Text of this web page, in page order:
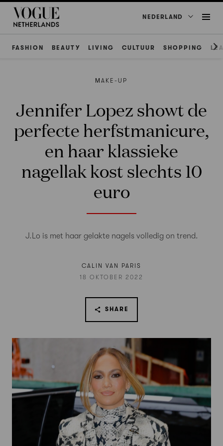
NEDERLAND
FASHION BEAUTY LIVING CULTUUR SHOPPING
ΜAKE-UP
Jennifer Lopez showt de
perfecte herfstmanicure,
en haar klassieke
nagellak kost slechts 10
euro
J.Lo is met haar gelakte nagels volledig on trend.
CALIN VAN PARIS
18 OKTOBER 2022
SHARE